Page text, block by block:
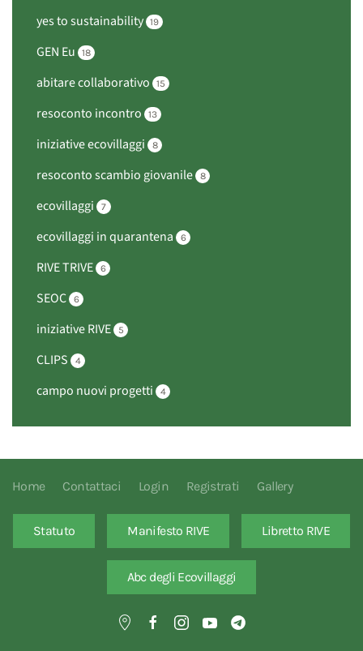
yes to sustainability 19
GEN Eu 18
abitare collaborativo 15
resoconto incontro 13
iniziative ecovillaggi 8
resoconto scambio giovanile 8
ecovillaggi 7
ecovillaggi in quarantena 6
RIVE TRIVE 6
SEOC 6
iniziative RIVE 5
CLIPS 4
campo nuovi progetti 4
Home Contattaci Login Registrati Gallery
Statuto Manifesto RIVE Libretto RIVE
Abc degli Ecovillaggi